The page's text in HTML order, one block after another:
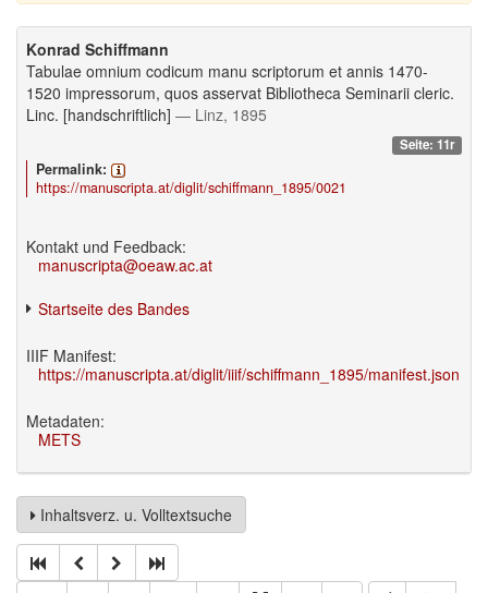
Konrad Schiffmann
Tabulae omnium codicum manu scriptorum et annis 1470-
1520 impressorum, quos asservat Bibliotheca Seminarii cleric.
Linc. [handschriftlich] — Linz, 1895
Seite: 11r
Permalink:
https://manuscripta.at/diglit/schiffmann_1895/0021
Kontakt und Feedback:
manuscripta@oeaw.ac.at
Startseite des Bandes
IIIF Manifest:
https://manuscripta.at/diglit/iiif/schiffmann_1895/manifest.json
Metadaten:
METS
Inhaltsverz. u. Volltextsuche